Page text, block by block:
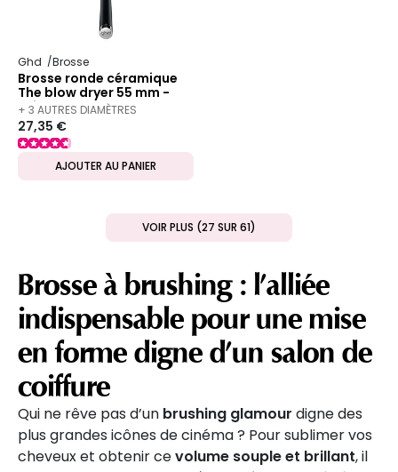
Ghd Brosse
Brosse ronde céramique
The blow dryer 55 mm -
taille 4
+ 3 AUTRES DIAMÈTRES
DISPONIBLES
27,35 €
AJOUTER AU PANIER
VOIR PLUS (27 SUR 61)
Brosse à brushing : l’alliée
indispensable pour une mise
en forme digne d’un salon de
coiffure
Qui ne rêve pas d’un brushing glamour digne des
plus grandes icônes de cinéma ? Pour sublimer vos
cheveux et obtenir cevolume souple et brillant, il